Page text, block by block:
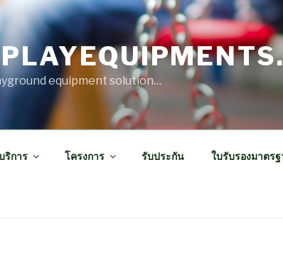
equipment solution…
ริการ โครงการ รับประกัน ใบรับรองมาตร